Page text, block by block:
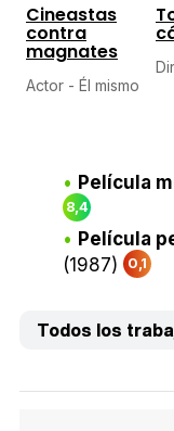
Cineastas
contra
magnates
Actor - Él mismo
Película
8,4
Película
(1987)
0,1
Todos los